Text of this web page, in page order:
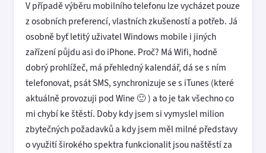
V případě výběru mobilního telefonu lze vycházet pouze
z osobních preferencí, vlastních zkušeností a potřeb. Já
osobně byť letitý uživatel Windows mobile i jiných
zařízení půjdu asi do iPhone. Proč? Má Wifi, hodně
dobrý prohlížeč, má přehledný kalendář, dá se s ním
telefonovat, psát SMS, synchronizuje se s iTunes (které
aktuálně provozuji pod Wine 🙂 ) a to je tak všechno co
mi chybí ke štěstí. Doby kdy jsem si vymyslel milion
zbytečných požadavků a kdy jsem měl milné představy
o využití širokého spektra funkcionalit jsou naštěstí za